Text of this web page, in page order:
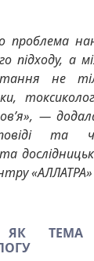
підходу, а
не
—
та
«АЛЛАТРА»
ЯК ТЕМА